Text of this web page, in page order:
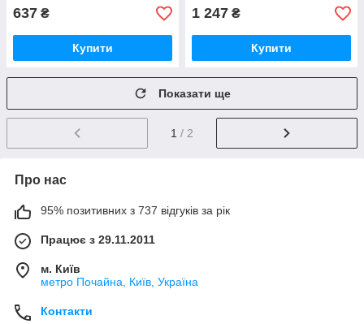
637 ₴
Купити
1 247 ₴
Купити
Показати ще
1 / 2
Про нас
95% позитивних з 737 відгуків за рік
Працює з 29.11.2011
м. Київ
метро Почайна, Київ, Україна
Контакти